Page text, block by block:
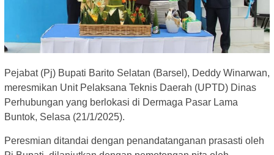
Pejabat (Pj) Bupati Barito Selatan (Barsel), Deddy Winarwan,
meresmikan Unit Pelaksana Teknis Daerah (UPTD) Dinas
Perhubungan yang berlokasi di Dermaga Pasar Lama
Buntok, Selasa (21/1/2025).
Peresmian ditandai dengan penandatanganan prasasti oleh